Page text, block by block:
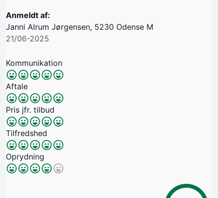
Anmeldt af:
Janni Alrum Jørgensen, 5230 Odense M
21/06-2025
Kommunikation
Aftale
Pris jfr. tilbud
Tilfredshed
Oprydning